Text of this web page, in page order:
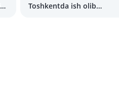
Toshkentda ish olib